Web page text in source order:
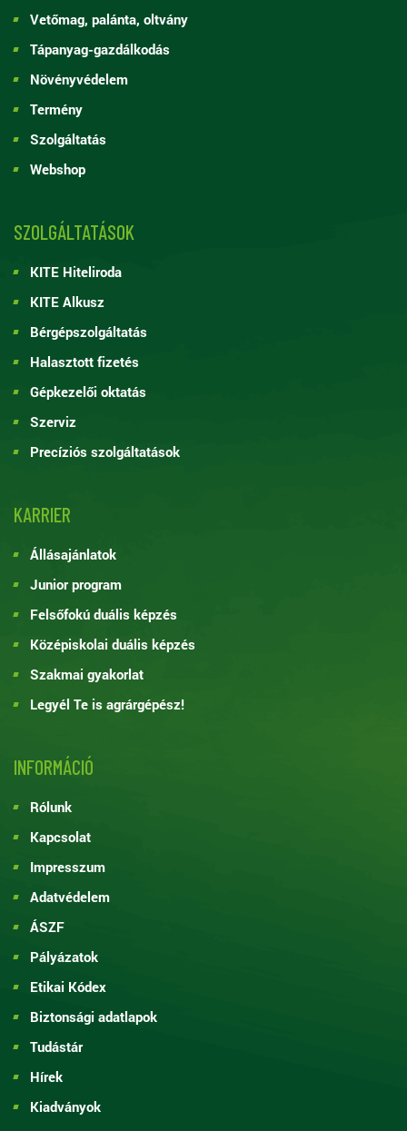
Vetőmag, palánta, oltvány
Tápanyag-gazdálkodás
Növényvédelem
Termény
Szolgáltatás
Webshop
SZOLGÁLTATÁSOK
KITE Hiteliroda
KITE Alkusz
Bérgépszolgáltatás
Halasztott fizetés
Gépkezelői oktatás
Szerviz
Precíziós szolgáltatások
KARRIER
Állásajánlatok
Junior program
Felsőfokú duális képzés
Középiskolai duális képzés
Szakmai gyakorlat
Legyél Te is agrárgépész!
INFORMÁCIÓ
Rólunk
Kapcsolat
Impresszum
Adatvédelem
ÁSZF
Pályázatok
Etikai Kódex
Biztonsági adatlapok
Tudástár
Hírek
Kiadványok